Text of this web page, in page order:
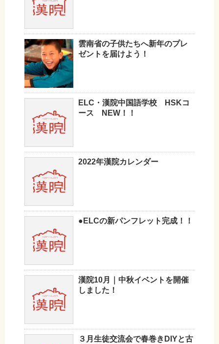
雲南省の子供たちへ新年のプレ
ゼントを届けよう！
ELC・漢院中国語学校 HSKコ
ース NEW！！
2022年漢院カレンダー
●ELCの新パンフレット完成！！
漢院10月｜中秋イベントを開催
しました！
３月生徒交流会で春巻きDIYと古